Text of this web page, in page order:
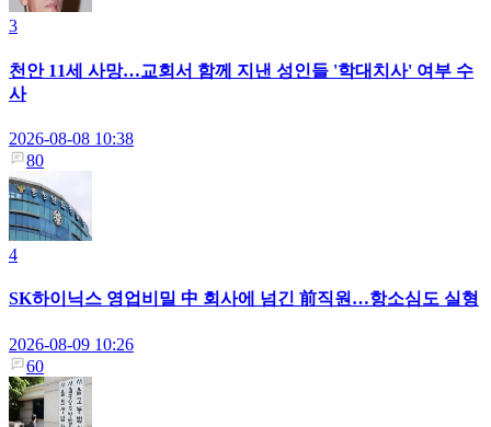
3
천안 11세 사망…교회서 함께 지낸 성인들 '학대치사' 여부 수
사
2026-08-08 10:38
80
4
SK하이닉스 영업비밀 中 회사에 넘긴 前직원…항소심도 실형
2026-08-09 10:26
60